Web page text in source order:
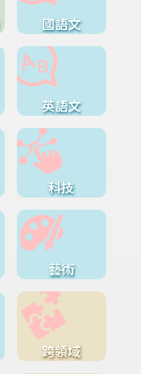
國語文
英語文
科技
藝術
跨領域